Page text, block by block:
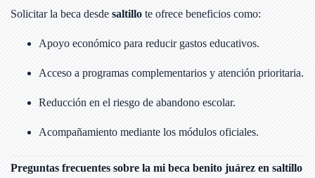
Solicitar la beca desde saltillo te ofrece beneficios como:
Apoyo económico para reducir gastos educativos.
Acceso a programas complementarios y atención prioritaria.
Reducción en el riesgo de abandono escolar.
Acompañamiento mediante los módulos oficiales.
Preguntas frecuentes sobre la mi beca benito juárez en saltillo